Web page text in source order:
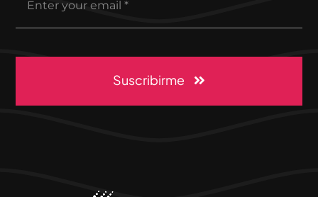
Suscribirme